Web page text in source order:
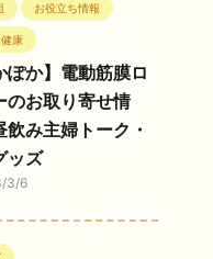
お役立ち情報
康
ぽか】電動筋膜ロ
のお取り寄せ情
飲み主婦トーク・
ッズ
3/6